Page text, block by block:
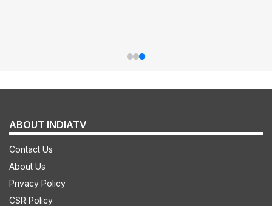
ABOUT INDIATV
Contact Us
About Us
Privacy Policy
CSR Policy